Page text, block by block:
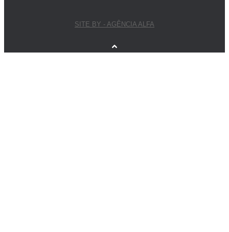
SITE BY - AGÊNCIA ALFA